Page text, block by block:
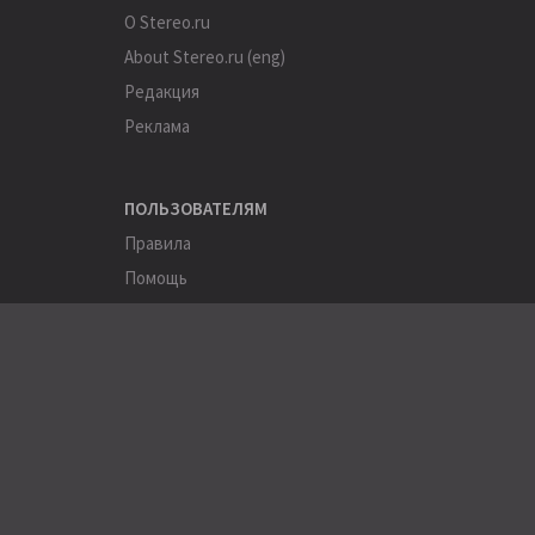
О Stereo.ru
About Stereo.ru (eng)
Редакция
Реклама
ПОЛЬЗОВАТЕЛЯМ
Правила
Помощь